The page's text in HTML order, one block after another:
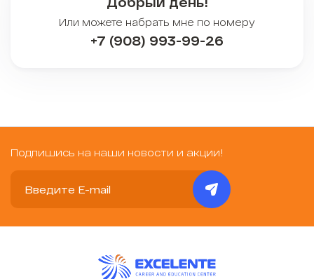
Или можете набрать мне по номеру
+7 (908) 993-99-26
Подпишись на наши новости и акции!